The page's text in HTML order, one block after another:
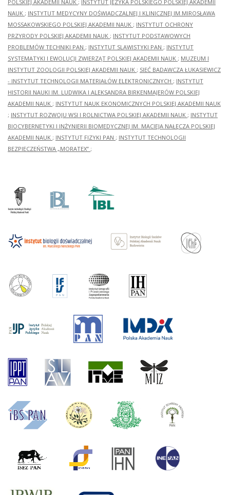
POLSKIEJ AKADEMII NAUK ; INSTYTUT JĘZYKA POLSKIEGO POLSKIEJ AKADEMII
NAUK ; INSTYTUT MEDYCYNY DOŚWIADCZALNEJ I KLINICZNEJ IM.MIROSŁAWA
MOSSAKOWSKIEGO POLSKIEJ AKADEMII NAUK ; INSTYTUT OCHRONY
PRZYRODY POLSKIEJ AKADEMII NAUK ; INSTYTUT PODSTAWOWYCH
PROBLEMÓW TECHNIKI PAN ; INSTYTUT SLAWISTYKI PAN ; INSTYTUT
SYSTEMATYKI I EWOLUCJI ZWIERZĄT POLSKIEJ AKADEMII NAUK ; MUZEUM I
INSTYTUT ZOOLOGII POLSKIEJ AKADEMII NAUK ; SIEĆ BADAWCZA ŁUKASIEWICZ
- INSTYTUT TECHNOLOGII MATERIAŁÓW ELEKTRONICZNYCH ; INSTYTUT
HISTORII NAUKI IM. LUDWIKA I ALEKSANDRA BIRKENMAJERÓW POLSKIEJ
AKADEMII NAUK ; INSTYTUT NAUK EKONOMICZNYCH POLSKIEJ AKADEMII NAUK
; INSTYTUT ROZWOJU WSI I ROLNICTWA POLSKIEJ AKADEMII NAUK ; INSTYTUT
BIOCYBERNETYKI I INŻYNIERII BIOMEDYCZNEJ IM. MACIEJA NAŁĘCZA POLSKIEJ
AKADEMII NAUK ; INSTYTUT FIZYKI PAN ; INSTYTUT TECHNOLOGII
BEZPIECZEŃSTWA „MORATEX” ;